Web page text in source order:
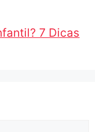
7 Dicas